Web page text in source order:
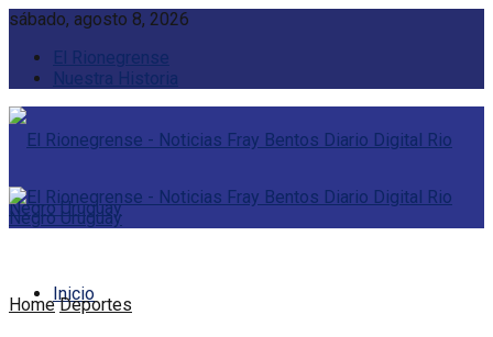
sábado, agosto 8, 2026
El Rionegrense
Nuestra Historia
Inicio
Home Deportes